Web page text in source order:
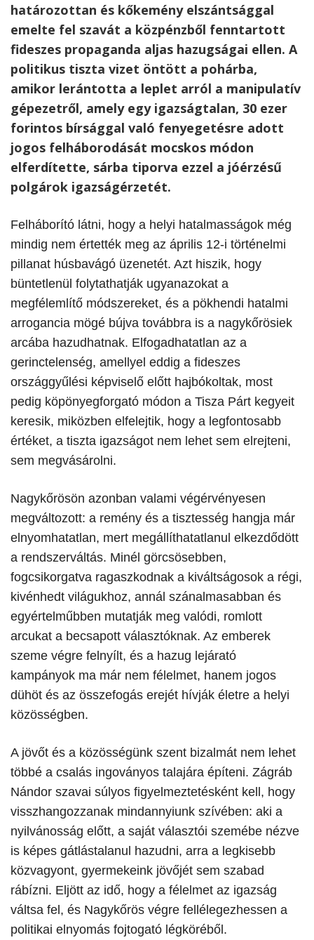
határozottan és kőkemény elszántsággal
emelte fel szavát a közpénzből fenntartott
fideszes propaganda aljas hazugságai ellen. A
politikus tiszta vizet öntött a pohárba,
amikor lerántotta a leplet arról a manipulatív
gépezetről, amely egy igazságtalan, 30 ezer
forintos bírsággal való fenyegetésre adott
jogos felháborodását mocskos módon
elferdítette, sárba tiporva ezzel a jóérzésű
polgárok igazságérzetét.
Felháborító látni, hogy a helyi hatalmasságok még
mindig nem értették meg az április 12-i történelmi
pillanat húsbavágó üzenetét. Azt hiszik, hogy
büntetlenül folytathatják ugyanazokat a
megfélemlítő módszereket, és a pökhendi hatalmi
arrogancia mögé bújva továbbra is a nagykőrösiek
arcába hazudhatnak. Elfogadhatatlan az a
gerinctelenség, amellyel eddig a fideszes
országgyűlési képviselő előtt hajbókoltak, most
pedig köpönyegforgató módon a Tisza Párt kegyeit
keresik, miközben elfelejtik, hogy a legfontosabb
értéket, a tiszta igazságot nem lehet sem elrejteni,
sem megvásárolni.
​Nagykőrösön azonban valami végérvényesen
megváltozott: a remény és a tisztesség hangja már
elnyomhatatlan, mert megállíthatatlanul elkezdődött
a rendszerváltás. Minél görcsösebben,
fogcsikorgatva ragaszkodnak a kiváltságosok a régi,
kivénhedt világukhoz, annál szánalmasabban és
egyértelműbben mutatják meg valódi, romlott
arcukat a becsapott választóknak. Az emberek
szeme végre felnyílt, és a hazug lejárató
kampányok ma már nem félelmet, hanem jogos
dühöt és az összefogás erejét hívják életre a helyi
közösségben.
​A jövőt és a közösségünk szent bizalmát nem lehet
többé a csalás ingoványos talajára építeni. Zágráb
Nándor szavai súlyos figyelmeztetésként kell, hogy
visszhangozzanak mindannyiunk szívében: aki a
nyilvánosság előtt, a saját választói szemébe nézve
is képes gátlástalanul hazudni, arra a legkisebb
közvagyont, gyermekeink jövőjét sem szabad
rábízni. Eljött az idő, hogy a félelmet az igazság
váltsa fel, és Nagykőrös végre fellélegezhessen a
politikai elnyomás fojtogató légköréből.